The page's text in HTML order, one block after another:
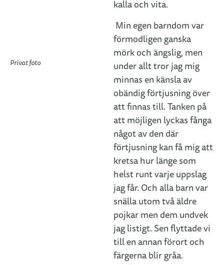
Privat foto
kalla och vita.
Min egen barndom var
förmodligen ganska
mörk och ängslig, men
under allt tror jag mig
minnas en känsla av
obändig förtjusning över
att finnas till. Tanken på
att möjligen lyckas fånga
något av den där
förtjusning kan få mig att
kretsa hur länge som
helst runt varje uppslag
jag får. Och alla barn var
snälla utom två äldre
pojkar men dem undvek
jag listigt. Sen flyttade vi
till en annan förort och
färgerna blir gråa.